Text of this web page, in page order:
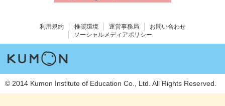
利用規約 推奨環境 運営事務局
お問い合わせ
ソーシャルメディアポリシー
© 2014 Kumon Institute of Education Co., Ltd. All Rights Reserved.